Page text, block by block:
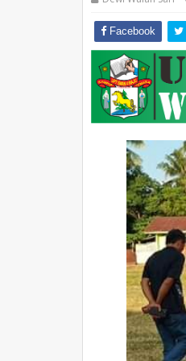
Facebook